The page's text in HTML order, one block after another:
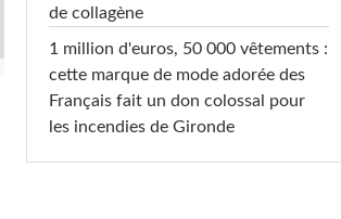
de collagène
1 million d'euros, 50 000 vêtements :
cette marque de mode adorée des
Français fait un don colossal pour
les incendies de Gironde